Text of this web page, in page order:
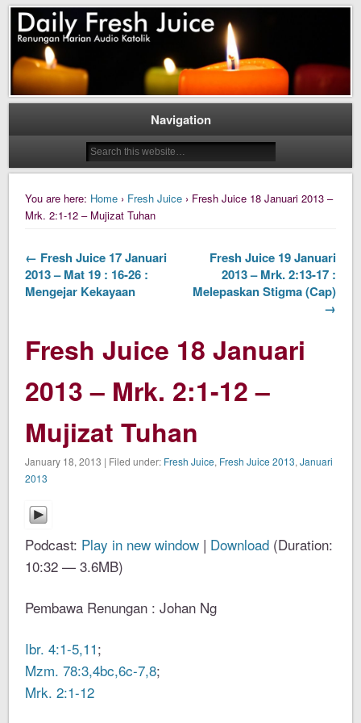
Daily Fresh Juice
Daily Fresh Juice Renungan Harian Katolik Menyejukkan dan Menyegarkan
Navigation
You are here: Home › Fresh Juice › Fresh Juice 18 Januari 2013 –
Mrk. 2:1-12 – Mujizat Tuhan
← Fresh Juice 17 Januari
2013 – Mat 19 : 16-26 :
Mengejar Kekayaan
Fresh Juice 19 Januari
2013 – Mrk. 2:13-17 :
Melepaskan Stigma (Cap)
→
Fresh Juice 18 Januari
2013 – Mrk. 2:1-12 –
Mujizat Tuhan
January 18, 2013 | Filed under: Fresh Juice, Fresh Juice 2013,Januari
2013
Podcast: Play in new window | Download (Duration:
10:32 — 3.6MB)
Pembawa Renungan : Johan Ng
Ibr. 4:1-5,11;
Mzm. 78:3,4bc,6c-7,8;
Mrk. 2:1-12